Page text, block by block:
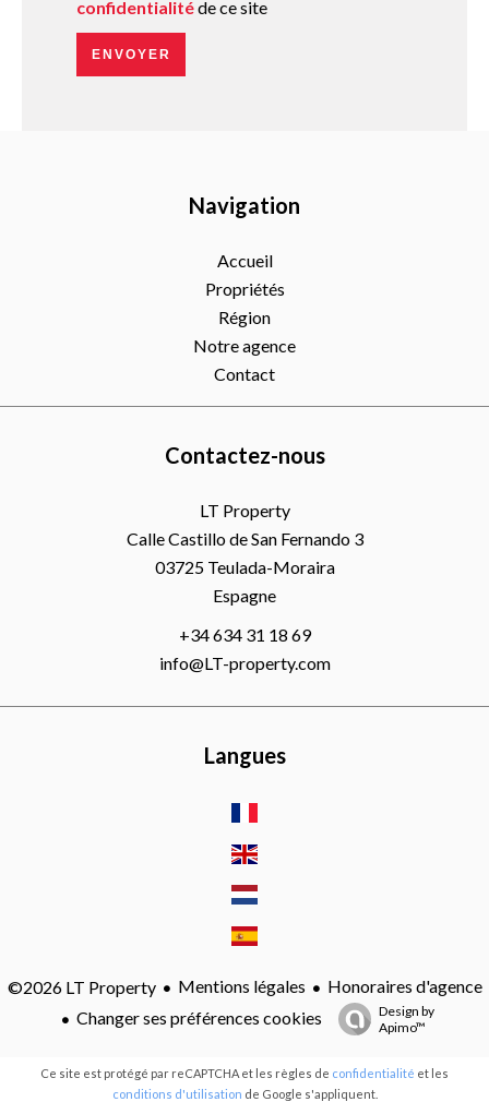
confidentialitéde ce site
ENVOYER
Navigation
Accueil
Propriétés
Région
Notre agence
Contact
Contactez-nous
LT Property
Calle Castillo de San Fernando 3
03725Teulada-Moraira
Espagne
+34 634 31 18 69
info@LT-property.com
Langues
©2026 LT Property Mentions légales
Honoraires d'agence
Changer ses préférences cookies
Design by
Apimo™
Ce site est protégé par reCAPTCHA et les règles de confidentialité et les
conditions d'utilisation de Google s'appliquent.